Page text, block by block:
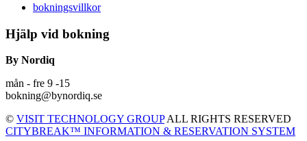
bokningsvillkor
Hjälp vid bokning
By Nordiq
mån - fre 9 -15
bokning@bynordiq.se
© VISIT TECHNOLOGY GROUPALL RIGHTS RESERVED
CITYBREAK™ INFORMATION & RESERVATION SYSTEM